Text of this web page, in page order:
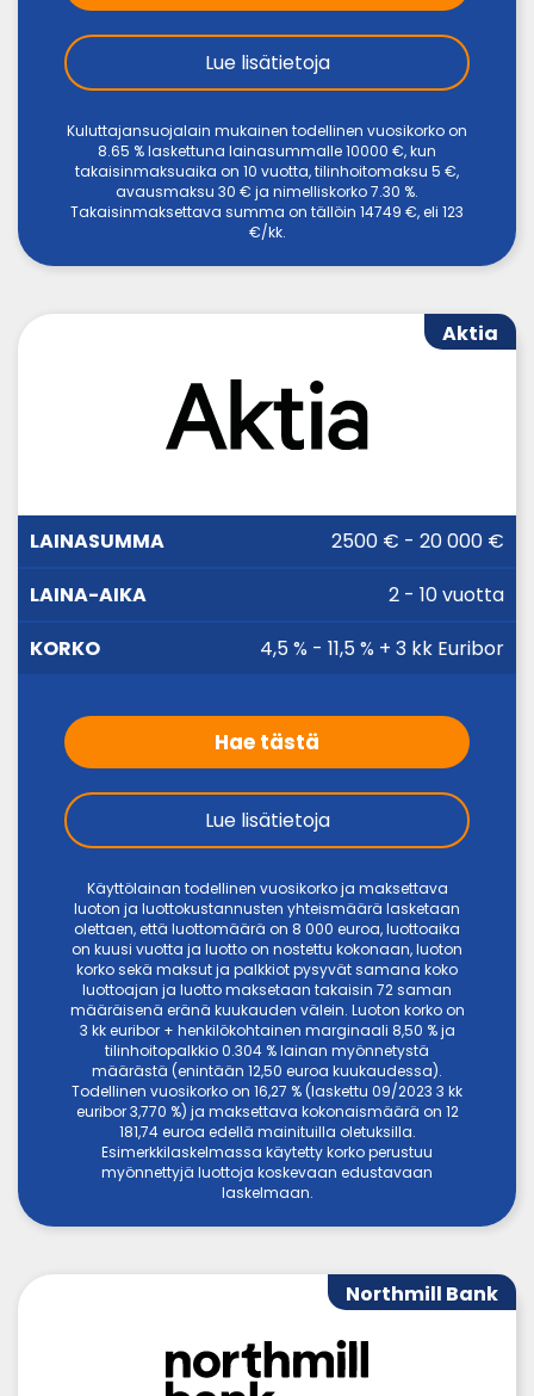
Lue lisätietoja
Kuluttajansuojalain mukainen todellinen vuosikorko on
8.65 % laskettuna lainasummalle 10000 €, kun
takaisinmaksuaika on 10 vuotta, tilinhoitomaksu 5 €,
avausmaksu 30 € ja nimelliskorko 7.30 %.
Takaisinmaksettava summa on tällöin 14749 €, eli 123
€/kk.
Aktia
LAINASUMMA KORKO2500 € - 20 000 €
2 - 10 vuotta
4,5 % - 11,5 % + 3 kk Euribor
Hae tästä
Lue lisätietoja
Käyttölainan todellinen vuosikorko ja maksettava
luoton ja luottokustannusten yhteismäärä lasketaan
olettaen, että luottomäärä on 8 000 euroa, luottoaika
on kuusi vuotta ja luotto on nostettu kokonaan, luoton
korko sekä maksut ja palkkiot pysyvät samana koko
luottoajan ja luotto maksetaan takaisin 72 saman
määräisenä eränä kuukauden välein. Luoton korko on
3 kk euribor + henkilökohtainen marginaali 8,50 % ja
tilinhoitopalkkio 0.304 % lainan myönnetystä
määrästä (enintään 12,50 euroa kuukaudessa).
Todellinen vuosikorko on 16,27 % (laskettu 09/2023 3 kk
euribor 3,770 %) ja maksettava kokonaismäärä on 12
181,74 euroa edellä mainituilla oletuksilla.
Esimerkkilaskelmassa käytetty korko perustuu
myönnettyjä luottoja koskevaan edustavaan
laskelmaan.
Northmill Bank